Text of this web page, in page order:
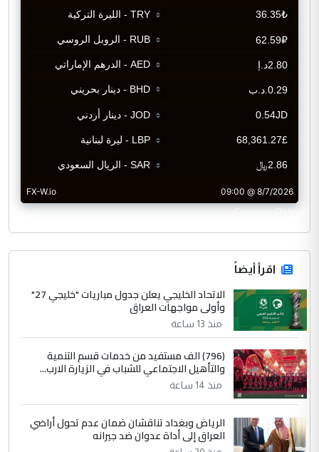
CurrencyRate
اقرأ أيضاً
الاتحاد الخليجي يعلن جدول مباريات "خليجي 27"
وأولى مواجهات العراق
منذ 13 ساعة
(796) الف مستفيد من خدمات قسم التنمية
والتأهيل الاجتماعي للشباب في الزيارة الارب...
منذ 14 ساعة
الرياض وبغداد تناقشان ضمان عدم تحول أراضي
العراق إلى أداة عدوان ضد جيرانه